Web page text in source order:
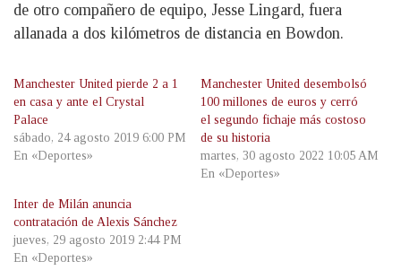
de otro compañero de equipo, Jesse Lingard, fuera
allanada a dos kilómetros de distancia en Bowdon.
Manchester United pierde 2 a 1
en casa y ante el Crystal
Palace
sábado, 24 agosto 2019 6:00 PM
En «Deportes»
Manchester United desembolsó
100 millones de euros y cerró
el segundo fichaje más costoso
de su historia
martes, 30 agosto 2022 10:05 AM
En «Deportes»
Inter de Milán anuncia
contratación de Alexis Sánchez
jueves, 29 agosto 2019 2:44 PM
En «Deportes»